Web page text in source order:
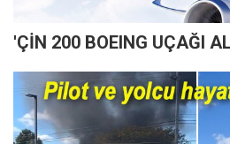
'ÇİN 200 BOEING UÇAĞI